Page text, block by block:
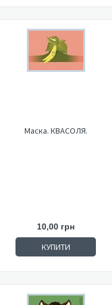
Маска. КВАСОЛЯ.
10,00 грн
КУПИТИ